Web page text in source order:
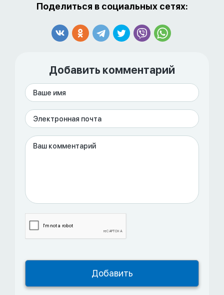
Поделиться в социальных сетях:
Добавить комментарий